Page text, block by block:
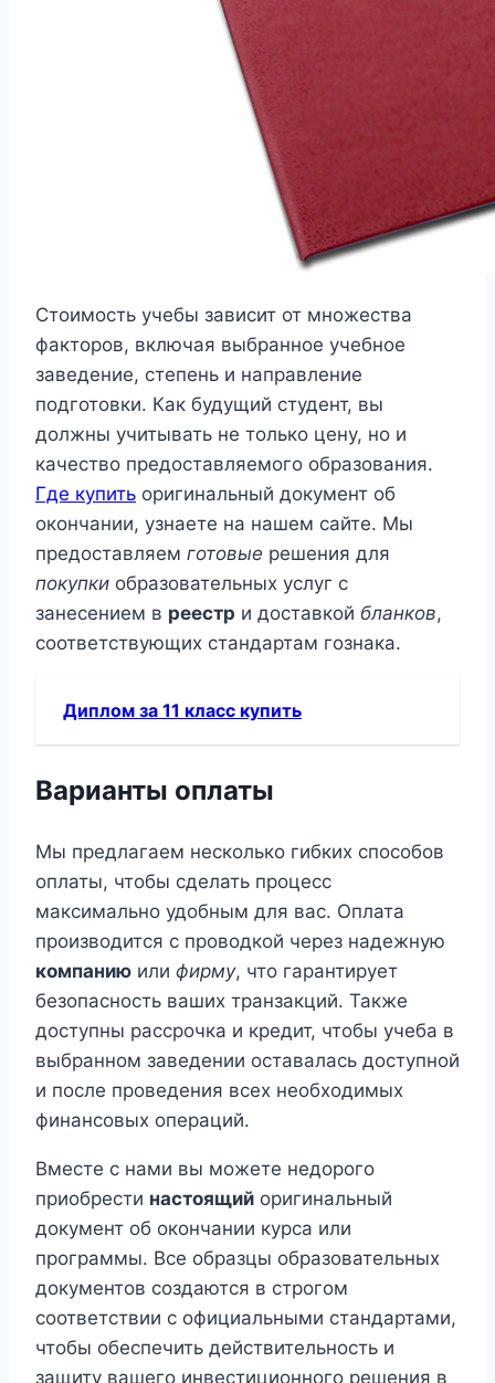
Стоимость учебы зависит от множества
факторов, включая выбранное учебное
заведение, степень и направление
подготовки. Как будущий студент, вы
должны учитывать не только цену, но и
качество предоставляемого образования.
Где купить оригинальный документ об
окончании, узнаете на нашем сайте. Мы
предоставляем готовые решения для
покупки образовательных услуг с
занесением в реестр и доставкой бланков,
соответствующих стандартам гознака.
Диплом за 11 класс купить
Варианты оплаты
Мы предлагаем несколько гибких способов
оплаты, чтобы сделать процесс
максимально удобным для вас. Оплата
производится с проводкой через надежную
компанию или фирму, что гарантирует
безопасность ваших транзакций. Также
доступны рассрочка и кредит, чтобы учеба в
выбранном заведении оставалась доступной
и после проведения всех необходимых
финансовых операций.
Вместе с нами вы можете недорого
приобрести настоящий оригинальный
документ об окончании курса или
программы. Все образцы образовательных
документов создаются в строгом
соответствии с официальными стандартами,
чтобы обеспечить действительность и
защиту вашего инвестиционного решения в